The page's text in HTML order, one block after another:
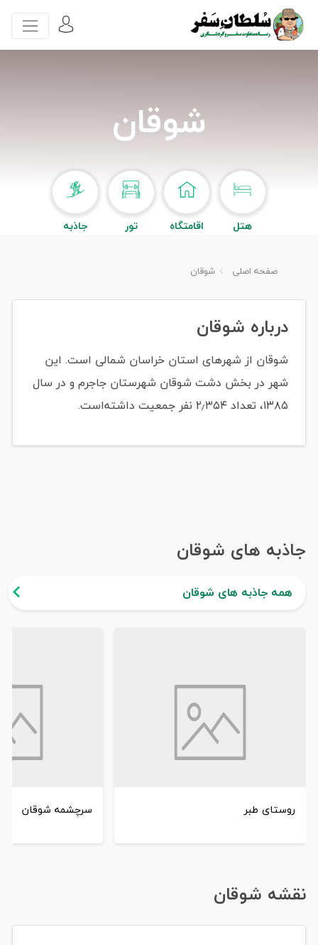
شوقان
هتل اقامتگاه تور جاذبه
صفحه اصلی شوقان
درباره شوقان
شوقان از شهرهای استان خراسان شمالی است. این
شهر در بخش دشت شوقان شهرستان جاجرم و در سال
۱۳۸۵، تعداد ۲٫۳۵۴ نفر جمعیت داشته‌است.
جاذبه های شوقان
همه جاذبه های شوقان
روستای طبر سرچشمه شوقان
نقشه شوقان